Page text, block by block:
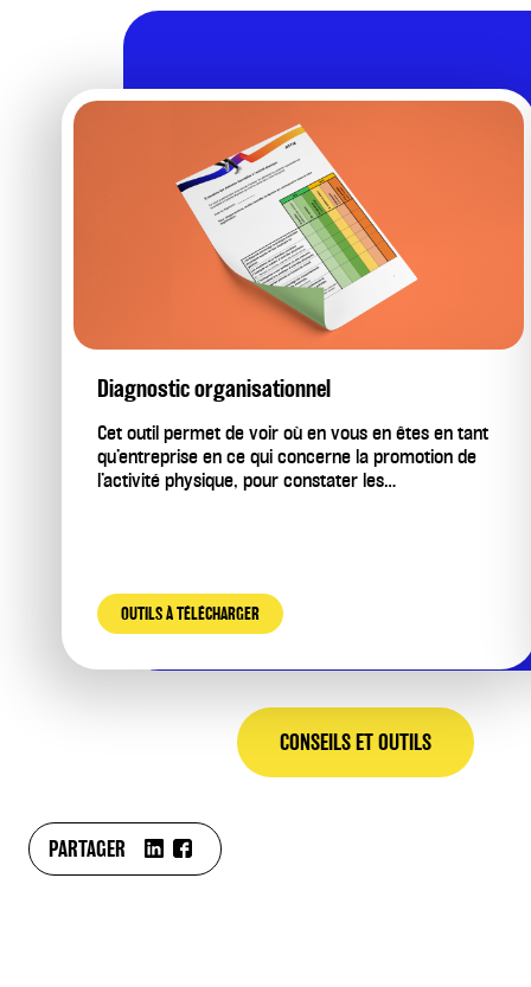
Diagnostic organisationnel
Cet outil permet de voir où en vous en êtes en tant
qu’entreprise en ce qui concerne la promotion de
l’activité physique, pour constater les…
OUTILS À TÉLÉCHARGER
CONSEILS ET OUTILS
PARTAGER